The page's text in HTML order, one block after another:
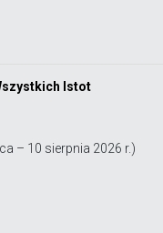
Istot
– 10 sierpnia 2026 r.)